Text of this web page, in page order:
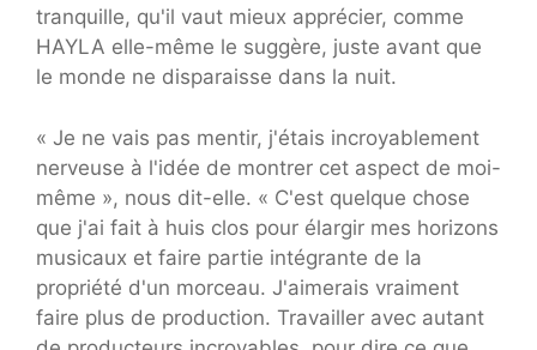
tranquille, qu'il vaut mieux apprécier, comme
HAYLA elle-même le suggère, juste avant que
le monde ne disparaisse dans la nuit.
« Je ne vais pas mentir, j'étais incroyablement
nerveuse à l'idée de montrer cet aspect de moi-
même », nous dit-elle. « C'est quelque chose
que j'ai fait à huis clos pour élargir mes horizons
musicaux et faire partie intégrante de la
propriété d'un morceau. J'aimerais vraiment
faire plus de production. Travailler avec autant